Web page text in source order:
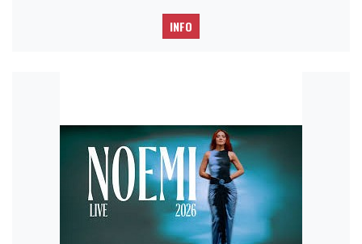
INFO